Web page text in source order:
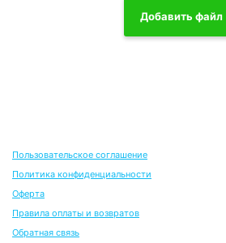
Добавить файл
Пользовательское соглашение
Политика конфиденциальности
Оферта
Правила оплаты и возвратов
Обратная связь